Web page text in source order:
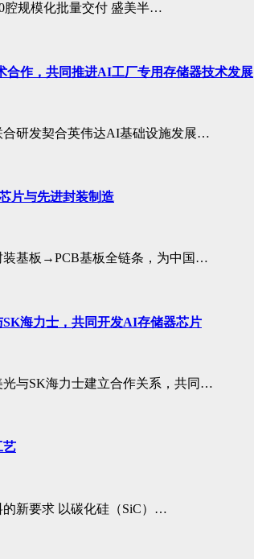
腔规模化批量交付 盛美半…
合作，共同推进AI工厂专用存储器技术发展
研发契合英伟达AI基础设施发展…
片与先进封装制造
基板→PCB基板全链条，为中国…
海力士，共同开发AI存储器芯片
与SK海力士建立合作关系，共同…
艺
新要求 以碳化硅（SiC）…